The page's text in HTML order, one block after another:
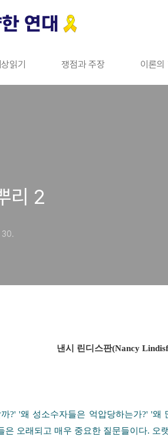
읽기 쟁점과 주장 이론의
리 2
30.
낸시 린디스판(Nancy
?' '왜 성소수자들은 억압당하는가?' '왜
은 오래되고 매우 중요한 질문들이다. 오